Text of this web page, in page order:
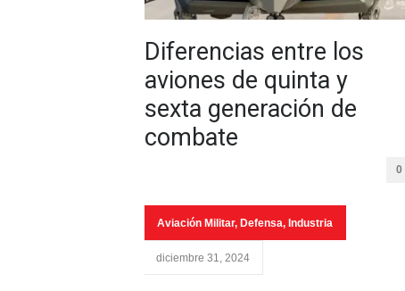
Diferencias entre los
aviones de quinta y
sexta generación de
combate
0
Aviación Militar, Defensa, Industria
diciembre 31, 2024